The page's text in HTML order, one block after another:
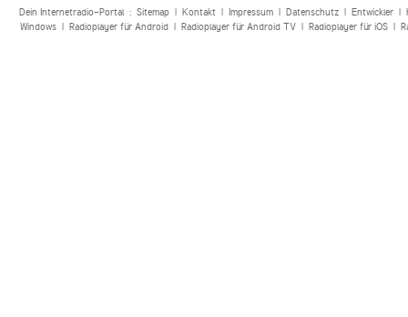
Dein Internetradio-Portal : Sitemap| Kontakt| Impressum| Datenschutz| Entwickler|
Windows| Radioplayer für Android| Radioplayer für Android TV| Radioplayer für iOS|